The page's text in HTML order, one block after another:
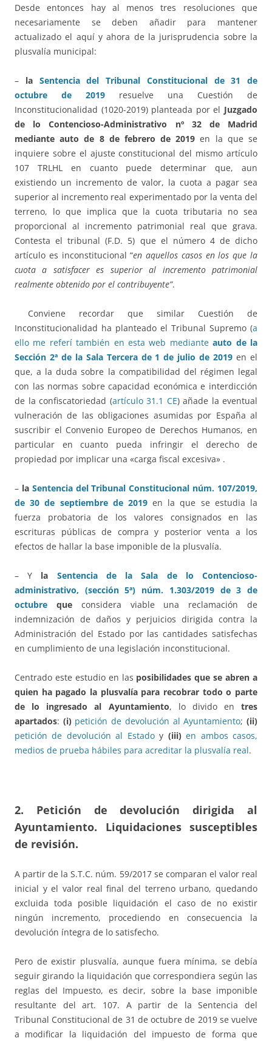
Desde entonces hay al menos tres resoluciones que
necesariamente se deben añadir para mantener
actualizado el aquí y ahora de la jurisprudencia sobre la
plusvalía municipal:
– la Sentencia del Tribunal Constitucional de 31 de
octubre de 2019 resuelve una Cuestión de
Inconstitucionalidad (1020-2019) planteada por el Juzgado
de lo Contencioso-Administrativo nº 32 de Madrid
mediante auto de 8 de febrero de 2019 en la que se
inquiere sobre el ajuste constitucional del mismo artículo
107 TRLHL en cuanto puede determinar que, aun
existiendo un incremento de valor, la cuota a pagar sea
superior al incremento real experimentado por la venta del
terreno, lo que implica que la cuota tributaria no sea
proporcional al incremento patrimonial real que grava.
Contesta el tribunal (F.D. 5) que el número 4 de dicho
artículo es inconstitucional “en aquellos casos en los que la
cuota a satisfacer es superior al incremento patrimonial
realmente obtenido por el contribuyente”.
Conviene recordar que similar Cuestión de
Inconstitucionalidad ha planteado el Tribunal Supremo (a
ello me referí también en esta web medianteauto de la
Sección 2ª de la Sala Tercera de 1 de julio de 2019 en el
que, a la duda sobre la compatibilidad del régimen legal
con las normas sobre capacidad económica e interdicción
de la confiscatoriedad (artículo 31.1 CE) añade la eventual
vulneración de las obligaciones asumidas por España al
suscribir el Convenio Europeo de Derechos Humanos, en
particular en cuanto pueda infringir el derecho de
propiedad por implicar una «carga fiscal excesiva» .
– la Sentencia del Tribunal Constitucional núm. 107/2019,
de 30 de septiembre de 2019en la que se estudia la
fuerza probatoria de los valores consignados en las
escrituras públicas de compra y posterior venta a los
efectos de hallar la base imponible de la plusvalía.
– Y la Sentencia de la Sala de lo Contencioso-
administrativo, (sección 5ª) núm. 1.303/2019 de 3 de
octubre que considera viable una reclamación de
indemnización de daños y perjuicios dirigida contra la
Administración del Estado por las cantidades satisfechas
en cumplimiento de una legislación inconstitucional.
Centrado este estudio en las posibilidades que se abren a
quien ha pagado la plusvalía para recobrar todo o parte
de lo ingresado al Ayuntamiento, lo divido en tres
apartados: (i) petición de devolución al Ayuntamiento;(ii)
petición de devolución al Estadoy (iii) en ambos casos,
medios de prueba hábiles para acreditar la plusvalía real.
2. Petición de devolución dirigida al
Ayuntamiento. Liquidaciones susceptibles
de revisión.
A partir de la S.T.C. núm. 59/2017 se comparan el valor real
inicial y el valor real final del terreno urbano, quedando
excluida toda posible liquidación el caso de no existir
ningún incremento, procediendo en consecuencia la
devolución íntegra de lo satisfecho.
Pero de existir plusvalía, aunque fuera mínima, se debía
seguir girando la liquidación que correspondiera según las
reglas del Impuesto, es decir, sobre la base imponible
resultante del art. 107. A partir de la Sentencia del
Tribunal Constitucional de 31 de octubre de 2019 se vuelve
a modificar la liquidación del impuesto de forma que